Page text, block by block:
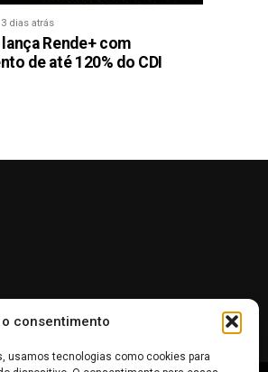
consentimento
usamos tecnologias como cookies para
3 dias atrás
Rende+ com
de até 120% do CDI